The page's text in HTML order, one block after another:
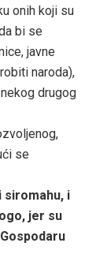
onih koji su
bi se
javne
naroda),
drugog
se
siromahu, i
jer su